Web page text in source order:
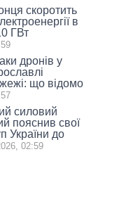
скоротить
в
ГВт
дронів у
що відомо
силовий
пояснив свої
України до
02:59